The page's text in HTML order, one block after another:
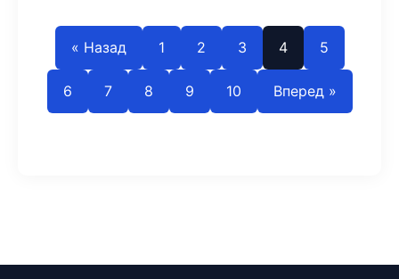
« Назад 1 2 3 4 5
6 7 8 9 10 Вперед »